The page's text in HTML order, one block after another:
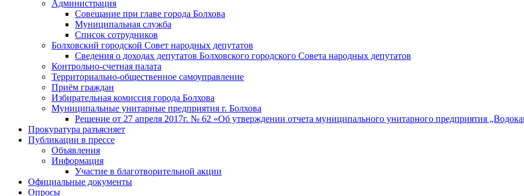
Администрация
Совещание при главе города Болхова
Муниципальная служба
Список сотрудников
Болховский городской Совет народных депутатов
Сведения о доходах депутатов Болховского городского Совета народных депутатов
Контрольно-счетная палата
Территориально-общественное самоуправление
Приём граждан
Избирательная комиссия города Болхова
Муниципальные унитарные предприятия г. Болхова
Решение от 27 апреля 2017г. № 62 «Об утверждении отчета муниципального унитарного предприятия
Прокуратура разъясняет
Публикации в прессе
Объявления
Информация
Участие в благотворительной акции
Официальные документы
Опросы